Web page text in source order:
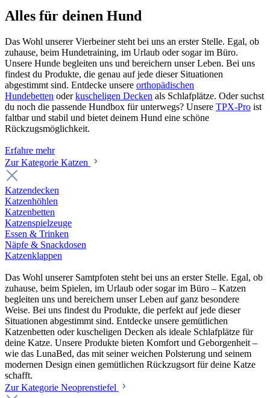
Alles für deinen Hund
Das Wohl unserer Vierbeiner steht bei uns an erster Stelle. Egal, ob
zuhause, beim Hundetraining, im Urlaub oder sogar im Büro.
Unsere Hunde begleiten uns und bereichern unser Leben. Bei uns
findest du Produkte, die genau auf jede dieser Situationen
abgestimmt sind. Entdecke unsere orthopädischen
Hundebetten oderkuscheligen Decken als Schlafplätze. Oder suchst
du noch die passende Hundbox für unterwegs? Unsere TPX-Pro ist
faltbar und stabil und bietet deinem Hund eine schöne
Rückzugsmöglichkeit.
Erfahre mehr
Zur Kategorie Katzen
Katzendecken
Katzenhöhlen
Katzenbetten
Katzenspielzeuge
Essen & Trinken
Näpfe & Snackdosen
Katzenklappen
Das Wohl unserer Samtpfoten steht bei uns an erster Stelle. Egal, ob
zuhause, beim Spielen, im Urlaub oder sogar im Büro – Katzen
begleiten uns und bereichern unser Leben auf ganz besondere
Weise. Bei uns findest du Produkte, die perfekt auf jede dieser
Situationen abgestimmt sind. Entdecke unsere gemütlichen
Katzenbetten oder kuscheligen Decken als ideale Schlafplätze für
deine Katze. Unsere Produkte bieten Komfort und Geborgenheit –
wie das LunaBed, das mit seiner weichen Polsterung und seinem
modernen Design einen gemütlichen Rückzugsort für deine Katze
schafft.
Zur Kategorie Neoprenstiefel